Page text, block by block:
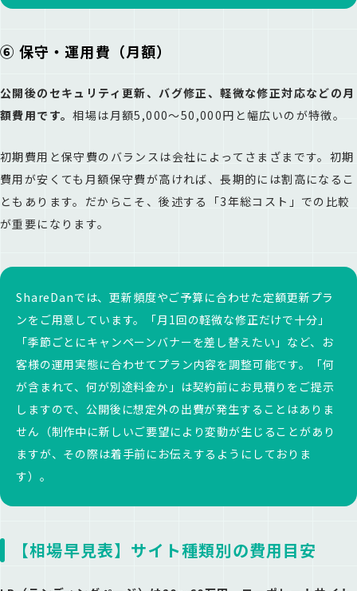
⑥ 保守・運用費（月額）
公開後のセキュリティ更新、バグ修正、軽微な修正対応などの月
額費用です。相場は月額5,000〜50,000円と幅広いのが特徴。
初期費用と保守費のバランスは会社によってさまざまです。初期
費用が安くても月額保守費が高ければ、長期的には割高になるこ
ともあります。だからこそ、後述する「3年総コスト」での比較
が重要になります。
ShareDanでは、更新頻度やご予算に合わせた定額更新プラ
ンをご用意しています。「月1回の軽微な修正だけで十分」
「季節ごとにキャンペーンバナーを差し替えたい」など、お
客様の運用実態に合わせてプラン内容を調整可能です。「何
が含まれて、何が別途料金か」は契約前にお見積りをご提示
しますので、公開後に想定外の出費が発生することはありま
せん（制作中に新しいご要望により変動が生じることがあり
ますが、その際は着手前にお伝えするようにしておりま
す）。
【相場早見表】サイト種類別の費用目安